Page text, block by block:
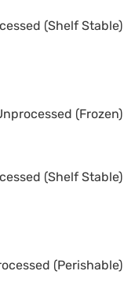
(Shelf Stable)
(Frozen)
(Shelf Stable)
(Perishable)